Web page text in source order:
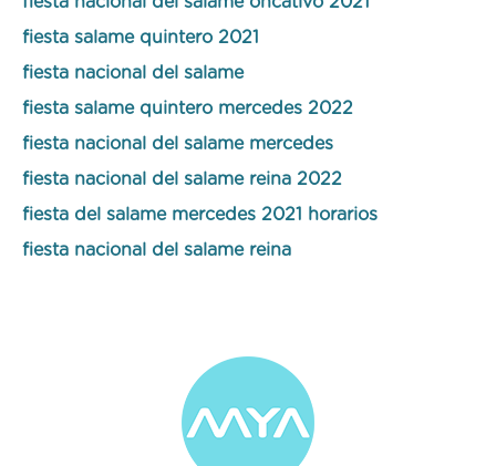
fiesta salame quintero 2021
fiesta nacional del salame
fiesta salame quintero mercedes 2022
fiesta nacional del salame mercedes
fiesta nacional del salame reina 2022
fiesta del salame mercedes 2021 horarios
fiesta nacional del salame reina